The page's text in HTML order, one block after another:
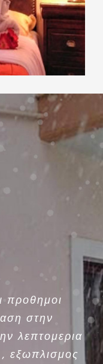
προθημοι
στην
λεπτομερια
εξωπλισμος